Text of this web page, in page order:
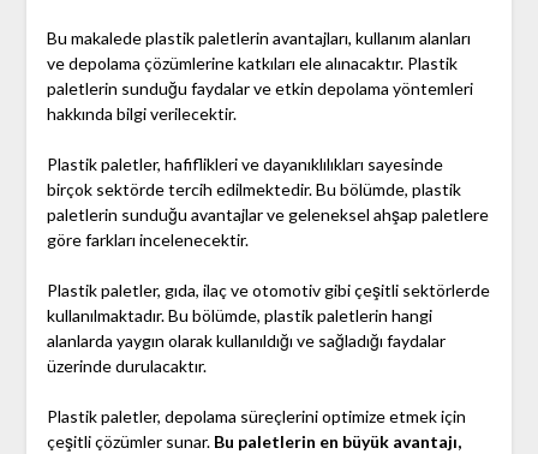
Bu makalede plastik paletlerin avantajları, kullanım alanları
ve depolama çözümlerine katkıları ele alınacaktır. Plastik
paletlerin sunduğu faydalar ve etkin depolama yöntemleri
hakkında bilgi verilecektir.
Plastik paletler, hafiflikleri ve dayanıklılıkları sayesinde
birçok sektörde tercih edilmektedir. Bu bölümde, plastik
paletlerin sunduğu avantajlar ve geleneksel ahşap paletlere
göre farkları incelenecektir.
Plastik paletler, gıda, ilaç ve otomotiv gibi çeşitli sektörlerde
kullanılmaktadır. Bu bölümde, plastik paletlerin hangi
alanlarda yaygın olarak kullanıldığı ve sağladığı faydalar
üzerinde durulacaktır.
Plastik paletler, depolama süreçlerini optimize etmek için
çeşitli çözümler sunar. Bu paletlerin en büyük avantajı,